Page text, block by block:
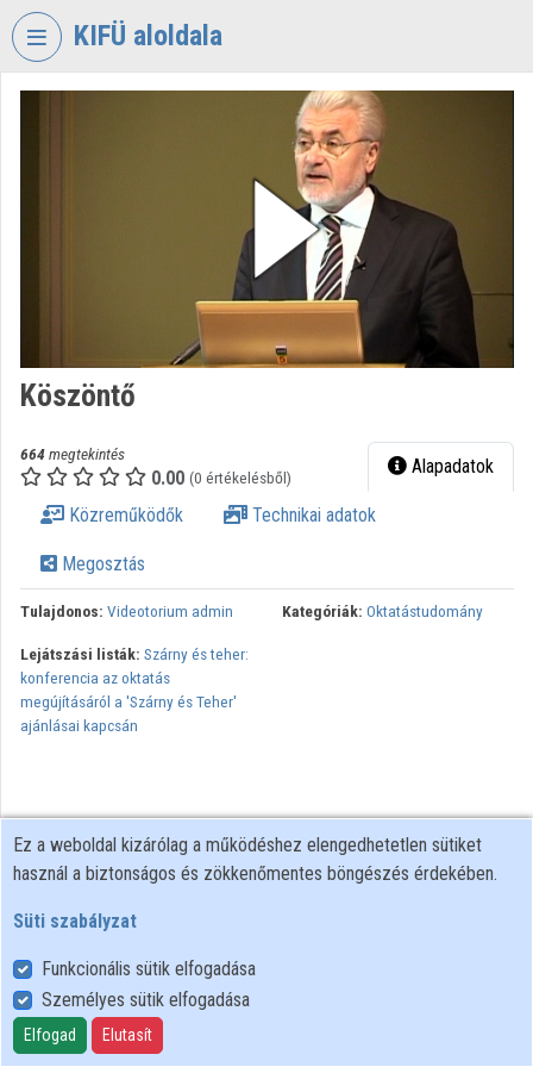
Fejléc kihagyása
KIFÜ aloldala
Intézményi felfedezés
Kategóriák
Intézményi listák
Intézmények
Közreműködők
Köszöntő
664megtekintés
0.00 (0 értékelésből) Alapadatok
Közreműködők Technikai adatok
Megosztás
Tulajdonos: Videotorium admin Kategóriák: Oktatástudomány
Lejátszási listák: Szárny és teher:
konferencia az oktatás
megújításáról a 'Szárny és Teher'
ajánlásai kapcsán
Felhasználói szabályzat
Adatkezelési tájékoztató
Süti szabályzat
Ez a weboldal kizárólag a működéshez elengedhetetlen sütiket
használ a biztonságos és zökkenőmentes böngészés érdekében.
Süti szabályzat
Funkcionális sütik elfogadása
Személyes sütik elfogadása
Elfogad Elutasít